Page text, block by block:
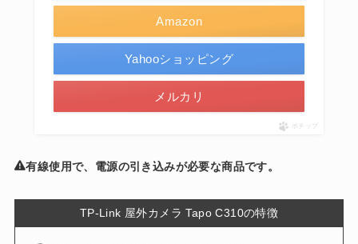
Amazon
Yahooショッピング
メルカリ
ポチップ
有線使用で、電源の引き込みが必要な商品です。
TP-Link 屋外カメラ Tapo C310の特徴